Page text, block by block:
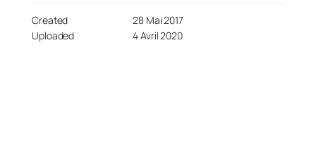
Created
28 Mai 2017
Uploaded
4 Avril 2020